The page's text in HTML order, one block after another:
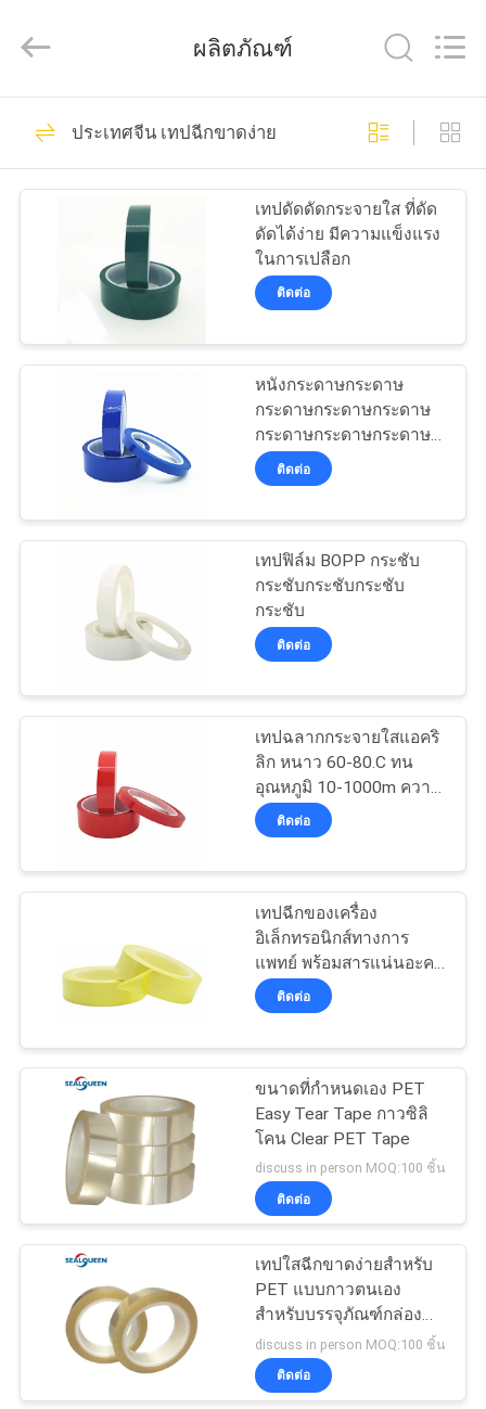
บ้าน
สินค้า
กับ
โรงงาน
ควบคุม
คุณภาพ
ขอ
เสนอ
ราคา
แผนผัง
เว็บไซต์
นโยบาย
Packing
Material
All
Reserved.
Printable Security
Labels
68
Non Residue
Security Labels
28
Tamper Evident
Security Labels
Tamper Evident
Security Bags
Security Seal Tape
68
Self Adhesive
Security Labels
ผลิตภัณฑ์
ประเทศจีน เทปฉีกขาดง่าย
เทปดัดดัดกระจายใส ที่ดัด
ดัดได้ง่าย มีความแข็งแรง
ในการเปลือก
ติดต่อ
หนังกระดาษกระดาษ
กระดาษกระดาษกระดาษ
กระดาษกระดาษกระดาษ
กระดาษกระดาษกระดาษ
กระดาษกระดาษกระดาษ
กระดาษกระดาษกระดาษ
กระดาษกระดาษกระดาษ
กระดาษกระดาษกระดาษ
กระดาษกระดาษกระดาษ
กระดาษกระดาษกระดาษ
กระดาษกระดาษกระดาษ
กระดาษ
ติดต่อ
เทปฟิล์ม BOPP กระชับ
กระชับกระชับกระชับ
กระชับ
ติดต่อ
เทปฉลากกระจายใสแอคริ
ลิก หนาว 60-80.C ทน
อุณหภูมิ 10-1000m ความ
ยาวติดต่อ
เทปฉีกของเครื่อง
อิเล็กทรอนิกส์ทางการ
แพทย์ พร้อมสารแน่นอะคริ
ลิก ทนต่ออุณหภูมิการพิมพ์
ตามสั่ง
ติดต่อ
ขนาดที่กำหนดเอง PET
Easy Tear Tape กาวซิลิ
โคน Clear PET Tape
discuss in person MOQ:100 ชิ้น
ติดต่อ
เทปใสฉีกขาดง่ายสำหรับ
PET แบบกาวตนเอง
สำหรับบรรจุภัณฑ์กล่อง
กระดาษ
discuss in person MOQ:100 ชิ้น
ติดต่อ